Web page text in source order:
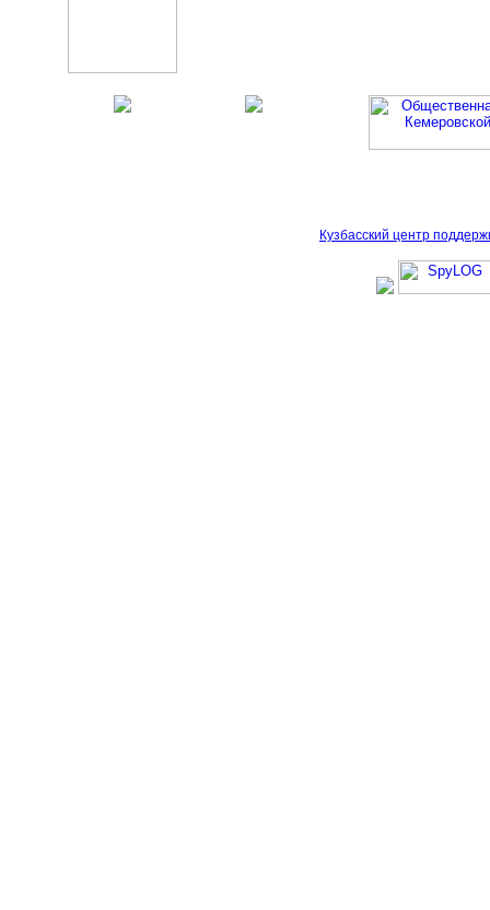
Кузбасский центр